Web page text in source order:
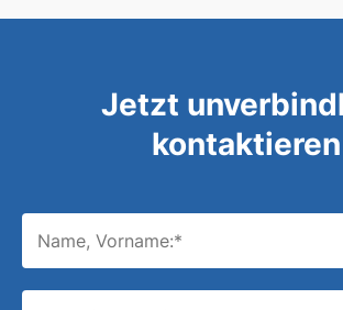
Jetzt
kontaktieren